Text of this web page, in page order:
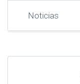
Noticias